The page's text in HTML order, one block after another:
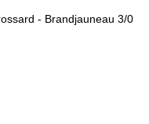
- Brandjauneau 3/0